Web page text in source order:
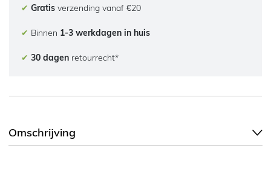
✔ Gratis verzending vanaf €20
✔ Binnen 1-3 werkdagen in huis
✔ 30 dagen retourrecht*
Omschrijving